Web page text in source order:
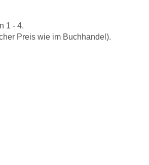
1 - 4.
Preis wie im Buchhandel).